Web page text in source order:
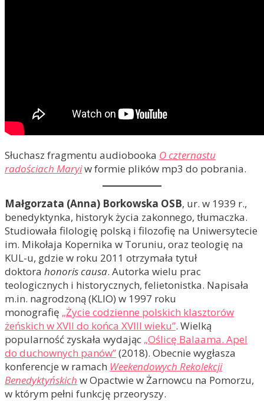
Słuchasz fragmentu audiobooka O czternastu
radościach Maryiw formie plików mp3 do pobrania.
Małgorzata (Anna) Borkowska OSB, ur. w 1939 r.,
benedyktynka, historyk życia zakonnego, tłumaczka.
Studiowała filologię polską i filozofię na Uniwersytecie
im. Mikołaja Kopernika w Toruniu, oraz teologię na
KUL-u, gdzie w roku 2011 otrzymała tytuł
doktora honoris causa. Autorka wielu prac
teologicznych i historycznych, felietonistka. Napisała
m.in. nagrodzoną (KLIO) w 1997 roku
monografię „Życie codzienne polskich klasztorów
żeńskich w XVII do końca XVIII wieku”. Wielką
popularność zyskała wydając „Oślicę Balaama. Apel
do duchownych panów”(2018). Obecnie wygłasza
konferencje w ramach Weekendowych Rekolekcji
Benedyktyńskich w Opactwie w Żarnowcu na Pomorzu,
w którym pełni funkcję przeoryszy.